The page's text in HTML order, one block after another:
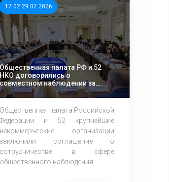
17:02 29.07.2026
Общественная палата РФ и 52
НКО договорились о
совместном наблюдении за
осенними выборами
Общественная палата Российской
Федерации и 52 крупнейшие
некоммерческие организации
заключили соглашение о
сотрудничестве в сфере
общественного наблюдения...